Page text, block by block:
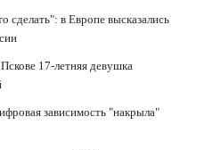
сделать": в Европе высказались
17-летняя девушка
зависимость "накрыла"